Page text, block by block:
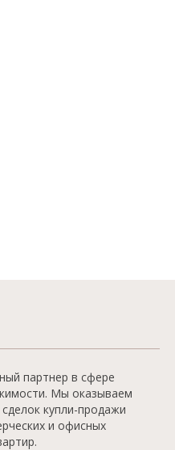
партнер в сфере
Мы оказываем
купли-продажи
и офисных